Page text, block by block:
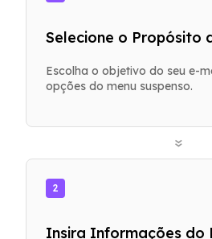
Selecione o Propósito
Escolha o objetivo do seu e-
opções do menu suspenso.
»
2
Insira Informações do